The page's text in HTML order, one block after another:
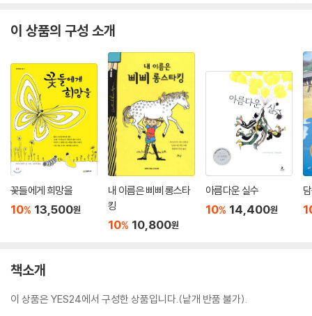
이 상품의 구성 소개
꽃들에게 희망을
10% 13,500원
내 이름은 삐삐 롱스타
킹
10% 10,800원
아름다운 실수
10% 14,400원
책소개
이 상품은 YES24에서 구성한 상품입니다.(낱개 반품 불가).